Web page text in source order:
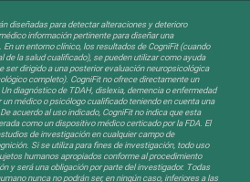
diseñadas para detectar alteraciones y deterioro
información pertinente para diseñar una
un entorno clínico, los resultados de CogniFit (cuando
de la salud cualificado), se pueden utilizar como ayuda
ser dirigido a una posterior evaluación neuropsicológica
completo). CogniFit no ofrece directamente un
diagnóstico de TDAH, dislexia, demencia o enfermedad
médico o psicólogo cualificado teniendo en cuenta una
acuerdo al uso indicado, CogniFit no indica que esta
como un dispositivo médico certicado por la FDA. El
de investigación en cualquier campo de
Si se utiliza para fines de investigación, todo uso
humanos apropiados conforme al procedimiento
y será una obligación por parte del investigador. Todas
nunca no podrán ser, en ningún caso, inferiores a las